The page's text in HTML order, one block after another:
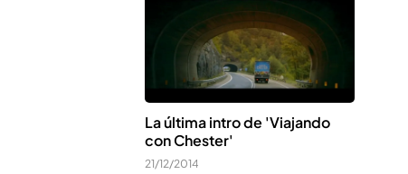
La última intro de 'Viajando
con Chester'
21/12/2014